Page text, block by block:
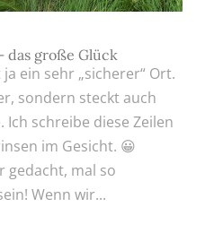
große Glück
ein sehr „sicherer“ Ort.
sondern steckt auch
schreibe diese Zeilen
im Gesicht. 😀
gedacht, mal so
Wenn wir...